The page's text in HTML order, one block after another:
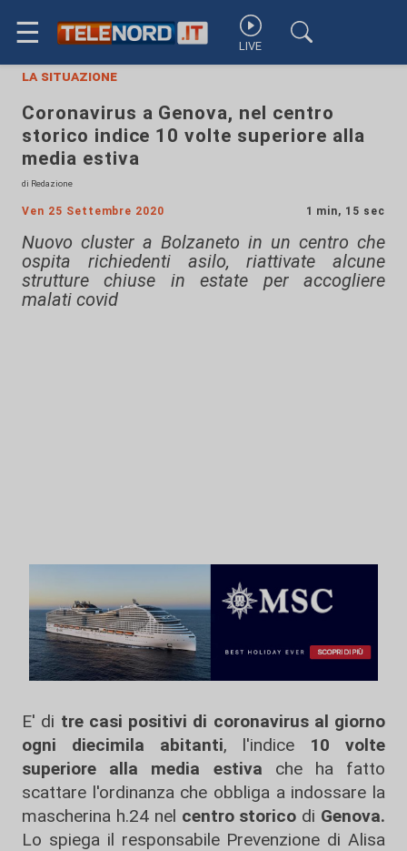
☰ LIVE
la situazione
Coronavirus a Genova, nel centro
storico indice 10 volte superiore alla
media estiva
di Redazione
Ven 25 Settembre 2020 1 min, 15 sec
Nuovo cluster a Bolzaneto in un centro che
ospita richiedenti asilo, riattivate alcune
strutture chiuse in estate per accogliere
malati covid
E' di tre casi positivi di coronavirus al giorno
ogni diecimila abitanti, l'indice 10 volte
superiore alla media estiva che ha fatto
scattare l'ordinanza che obbliga a indossare la
mascherina h.24 nel centro storico di Genova.
Lo spiega il responsabile Prevenzione di Alisa